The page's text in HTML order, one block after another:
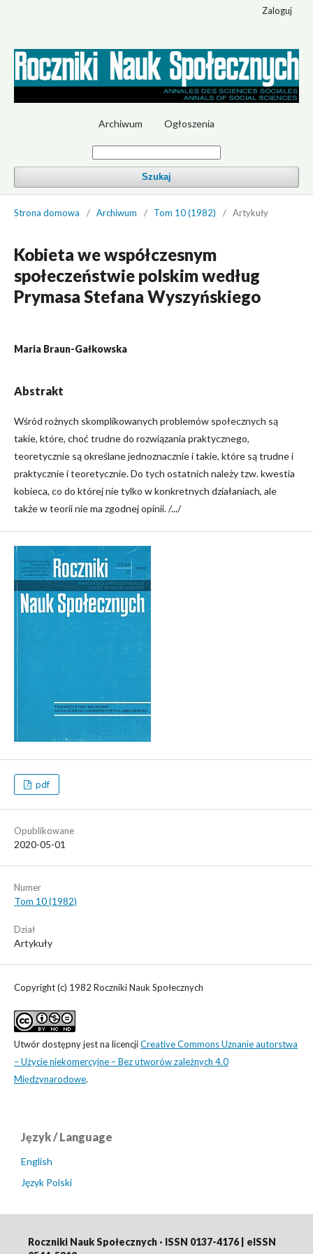
Archiwum Ogłoszenia
Szukaj
Zaloguj
Strona domowa / Archiwum / Tom 10 (1982) / Artykuły
Kobieta we współczesnym
społeczeństwie polskim według
Prymasa Stefana Wyszyńskiego
Maria Braun-Gałkowska
Abstrakt
Wśród rożnych skomplikowanych problemów społecznych są
takie, które, choć trudne do rozwiązania praktycznego,
teoretycznie są określane jednoznacznie i takie, które są trudne i
praktycznie i teoretycznie. Do tych ostatnich należy tzw. kwestia
kobieca, co do której nie tylko w konkretnych działaniach, ale
także w teorii nie ma zgodnej opinii. /.../
pdf
Opublikowane
2020-05-01
Numer
Tom 10 (1982)
Dział
Artykuły
Copyright (c) 1982 Roczniki Nauk Społecznych
Utwór dostępny jest na licencjiCreative Commons Uznanie autorstwa
– Użycie niekomercyjne – Bez utworów zależnych 4.0
Międzynarodowe.
Język / Language
English
Język Polski
Roczniki Nauk Społecznych · ISSN 0137-4176 | eISSN